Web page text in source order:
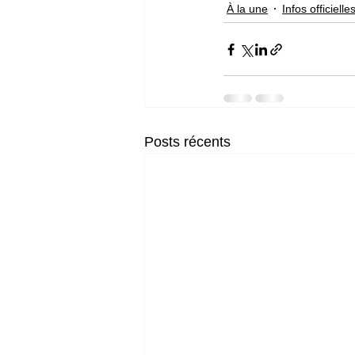
À la une Infos officielles
Posts récents